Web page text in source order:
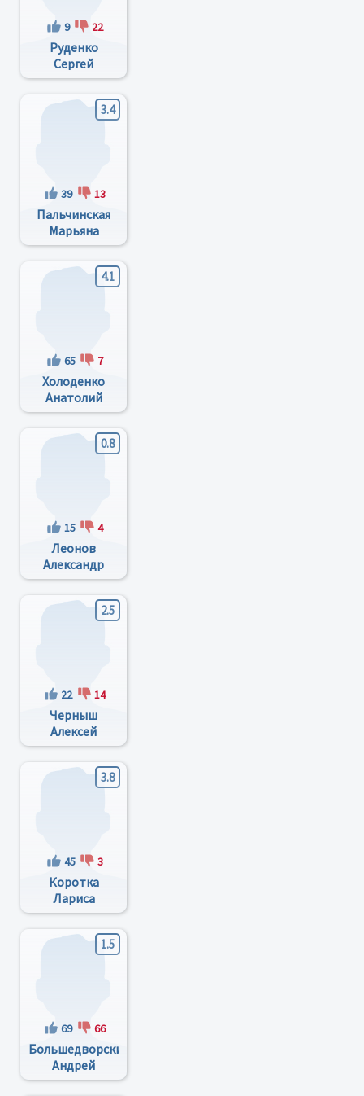
9 22
Руденко
Сергей
Васильевич
3.4
39 13
Пальчинская
Марьяна
Викторовна
4.1
65 7
Холоденко
Анатолий
Михайлович
0.8
15 4
Леонов
Александр
Александрович
2.5
22 14
Черныш
Алексей
Михайлович
3.8
45 3
Коротка
Лариса
Анатольевна
1.5
69 66
Большедворский
Андрей
Олегович